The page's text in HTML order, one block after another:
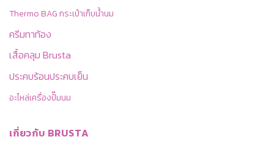
Thermo BAG กระเป๋าเก็บน้ำนม
ครีมทาท้อง
เสื้อคลุม Brusta
ประคบร้อนประคบเย็น
อะไหล่เครื่องปั๊มนม
เกี่ยวกับ BRUSTA